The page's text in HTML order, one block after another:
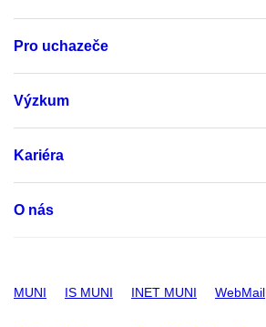
Pro uchazeče
Výzkum
Kariéra
O nás
MUNI IS MUNI INET MUNI WebMail